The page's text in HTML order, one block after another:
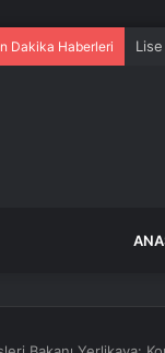
Dakika Haberleri